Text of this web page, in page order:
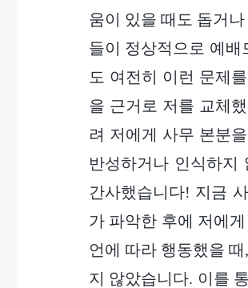
움이 있을 때도 돕거
들이 정상적으로 예배
도 여전히 이런 문제
을 근거로 저를 교체
려 저에게 사무 본분
반성하거나 인식하지
간사했습니다! 지금
가 파악한 후에 저에
언에 따라 행동했을
지 않았습니다. 이를